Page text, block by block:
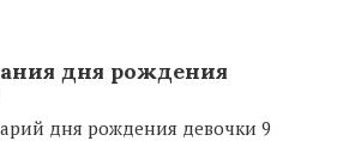
дня рождения
дня рождения девочки 9